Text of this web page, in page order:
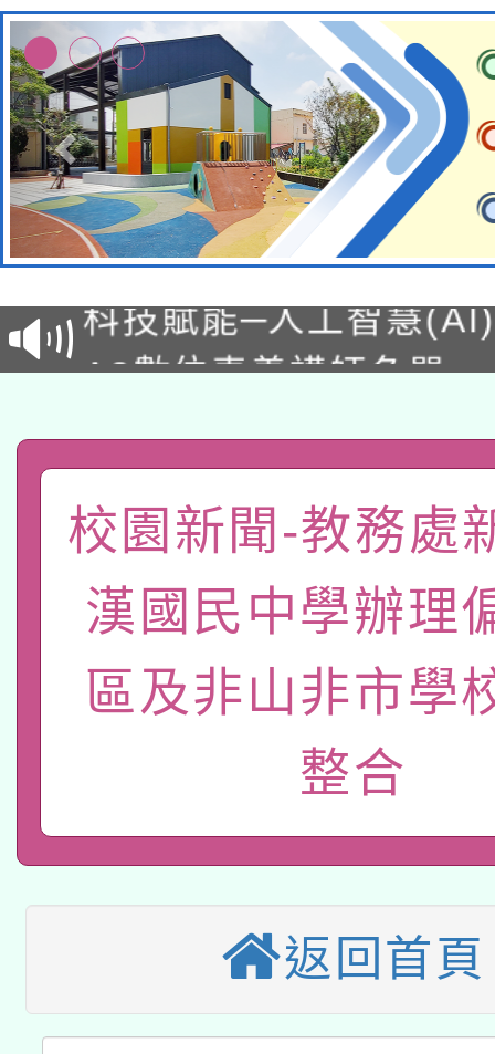
本館辦理115年度閱讀
暨閱讀推動專業研習
科技賦能─人工智慧
礎課程
A3數位素養講師名單
pilot」
有關大陸委員會函釋公
薪期間赴陸應申請許可
轉知經濟部水利署委託
業技術研究院辦理「
用水績優單位及節水達
動」
115年8月22日(星期六
桃園市孔廟祈福系列
開 智慧啟航」
2026年桃園地景藝術
「2026桃園藝術巡演
轉知教育部國民及學前
國立臺灣師範大學辦
年度健康促進學校輔導
業成長研習」實施計畫
本館辦理115年度閱讀
暨閱讀推動專業研習
科技賦能─人工智慧
礎課程
A3數位素養講師名單
「數位內容與教學軟
pilot」
有關大陸委員會函釋公
校園新聞-教務處
漢國民中學辦理
區及非山非市學
整合
返回首頁